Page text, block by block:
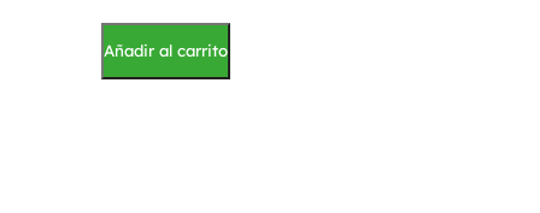
Añadir al carrito